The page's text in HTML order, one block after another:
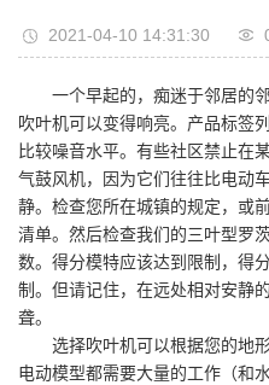
2021-04-10 14:31:30
一个早起的，痴迷于邻居的
吹叶机可以变得响亮。产品标签
比较噪音水平。有些社区禁止在
气鼓风机，因为它们往往比电动
静。检查您所在城镇的规定，或
清单。然后检查我们的三叶型罗
数。得分模特应该达到限制，得
制。但请记住，在远处相对安静
聋。
选择吹叶机可以根据您的地
电动模型都需要大量的工作（和